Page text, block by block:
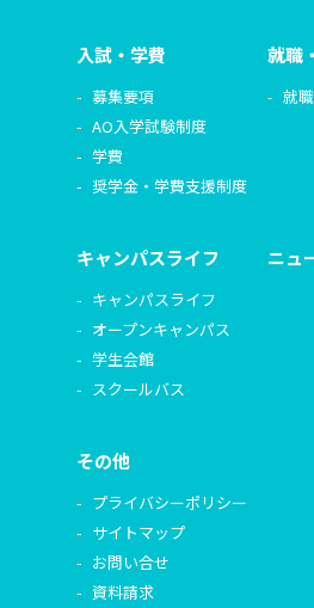
入試・学費
募集要項
AO入学試験制度
学費
奨学金・学費支援制度
就職
就
キャンパスライフ
キャンパスライフ
オープンキャンパス
学生会館
スクールバス
ニュ
その他
プライバシーポリシー
サイトマップ
お問い合せ
資料請求